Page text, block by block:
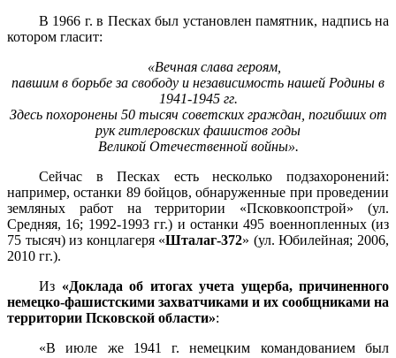
В 1966 г. в Песках был установлен памятник, надпись на
котором гласит:
«Вечная слава героям,
павшим в борьбе за свободу и независимость нашей Родины в
1941-1945 гг.
Здесь похоронены 50 тысяч советских граждан, погибших от
рук гитлеровских фашистов годы
Великой Отечественной войны».
Сейчас в Песках есть несколько подзахоронений:
например, останки 89 бойцов, обнаруженные при проведении
земляных работ на территории «Псковкоопстрой» (ул.
Средняя, 16; 1992-1993 гг.) и останки 495 военнопленных (из
75 тысяч) из концлагеря «Шталаг-372» (ул. Юбилейная; 2006,
2010 гг.).
Из «Доклада об итогах учета ущерба, причиненного
немецко-фашистскими захватчиками и их сообщниками на
территории Псковской области»:
«В июле же 1941 г. немецким командованием был